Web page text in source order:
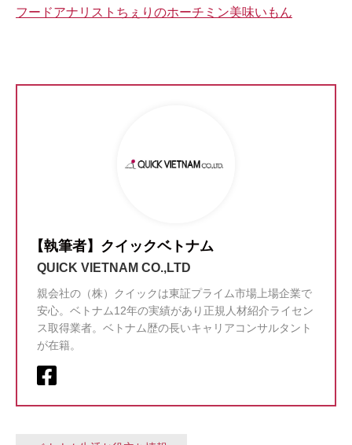
フードアナリストちぇりのホーチミン美味いもん
【執筆者】クイックベトナム
QUICK VIETNAM CO.,LTD
親会社の（株）クイックは東証プライム市場上場企業で
安心。ベトナム12年の実績があり正規人材紹介ライセン
ス取得業者。ベトナム歴の長いキャリアコンサルタント
が在籍。